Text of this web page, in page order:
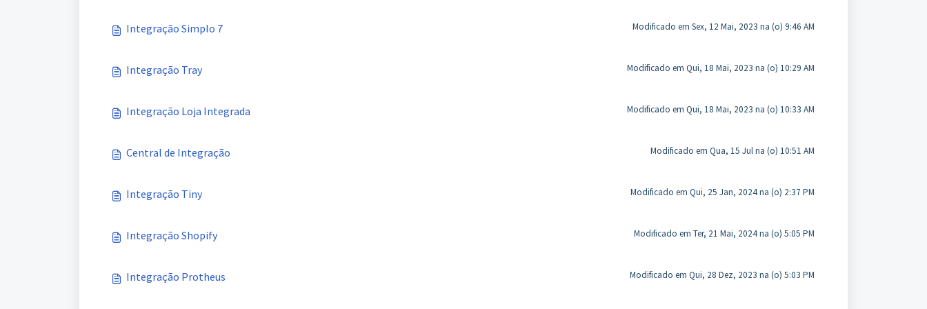
Integração Simplo 7 Modificado em Sex, 12 Mai, 2023 na (o) 9:46 AM
Integração Tray Modificado em Qui, 18 Mai, 2023 na (o) 10:29 AM
Integração Loja Integrada Modificado em Qui, 18 Mai, 2023 na (o) 10:33 AM
Central de Integração Modificado em Qua, 15 Jul na (o) 10:51 AM
Integração Tiny Modificado em Qui, 25 Jan, 2024 na (o) 2:37 PM
Integração Shopify Modificado em Ter, 21 Mai, 2024 na (o) 5:05 PM
Integração Protheus Modificado em Qui, 28 Dez, 2023 na (o) 5:03 PM